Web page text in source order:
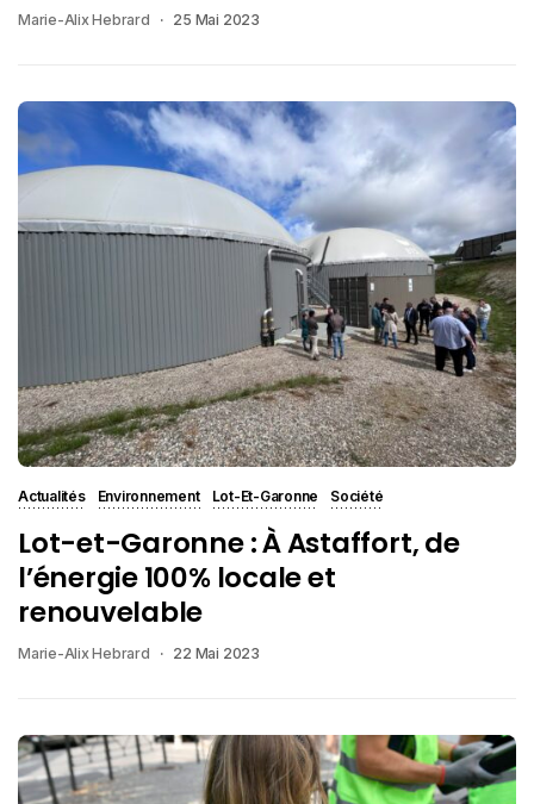
Marie-Alix Hebrard 25 Mai 2023
Actualités Environnement Lot-Et-Garonne Société
Lot-et-Garonne : À Astaffort, de
l’énergie 100% locale et
renouvelable
Marie-Alix Hebrard 22 Mai 2023